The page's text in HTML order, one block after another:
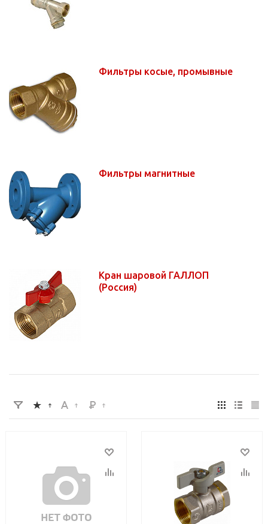
Фильтры косые, промывные
Фильтры магнитные
Кран шаровой ГАЛЛОП
(Россия)